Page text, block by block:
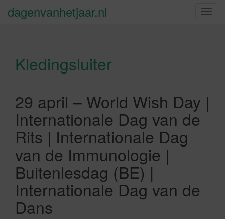
S
n
dagenvanhetjaar.nl
Kledingsluiter
29 april – World Wish Day |
Internationale Dag van de
Rits | Internationale Dag
van de Immunologie |
Buitenlesdag (BE) |
Internationale Dag van de
Dans